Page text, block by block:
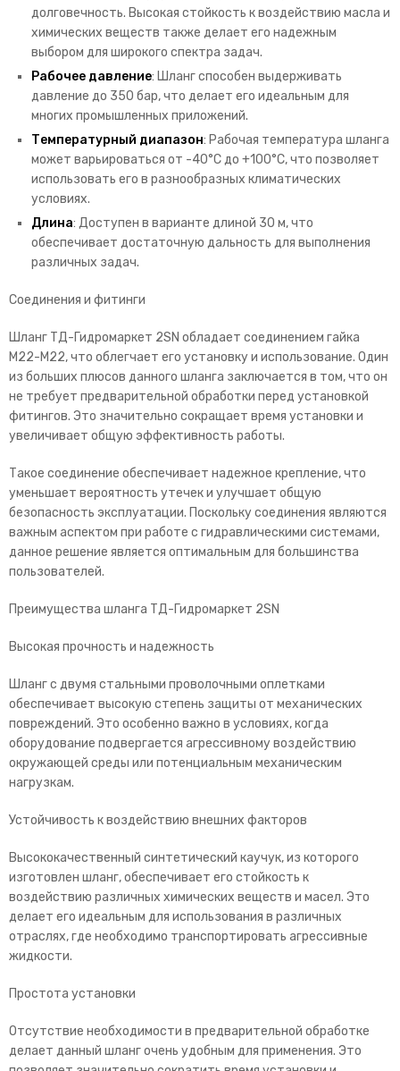
долговечность. Высокая стойкость к воздействию масла и
химических веществ также делает его надежным
выбором для широкого спектра задач.
Рабочее давление: Шланг способен выдерживать
давление до 350 бар, что делает его идеальным для
многих промышленных приложений.
Температурный диапазон: Рабочая температура шланга
может варьироваться от -40°C до +100°C, что позволяет
использовать его в разнообразных климатических
условиях.
Длина: Доступен в варианте длиной 30 м, что
обеспечивает достаточную дальность для выполнения
различных задач.
Соединения и фитинги
Шланг ТД-Гидромаркет 2SN обладает соединением гайка
М22-М22, что облегчает его установку и использование. Один
из больших плюсов данного шланга заключается в том, что он
не требует предварительной обработки перед установкой
фитингов. Это значительно сокращает время установки и
увеличивает общую эффективность работы.
Такое соединение обеспечивает надежное крепление, что
уменьшает вероятность утечек и улучшает общую
безопасность эксплуатации. Поскольку соединения являются
важным аспектом при работе с гидравлическими системами,
данное решение является оптимальным для большинства
пользователей.
Преимущества шланга ТД-Гидромаркет 2SN
Высокая прочность и надежность
Шланг с двумя стальными проволочными оплетками
обеспечивает высокую степень защиты от механических
повреждений. Это особенно важно в условиях, когда
оборудование подвергается агрессивному воздействию
окружающей среды или потенциальным механическим
нагрузкам.
Устойчивость к воздействию внешних факторов
Высококачественный синтетический каучук, из которого
изготовлен шланг, обеспечивает его стойкость к
воздействию различных химических веществ и масел. Это
делает его идеальным для использования в различных
отраслях, где необходимо транспортировать агрессивные
жидкости.
Простота установки
Отсутствие необходимости в предварительной обработке
делает данный шланг очень удобным для применения. Это